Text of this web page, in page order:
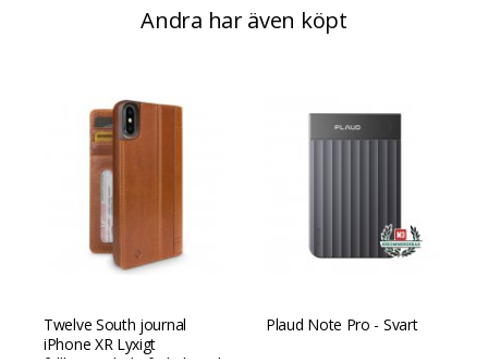
Andra har även köpt
Twelve South journal
iPhone XR Lyxigt
Plaud Note Pro - Svart